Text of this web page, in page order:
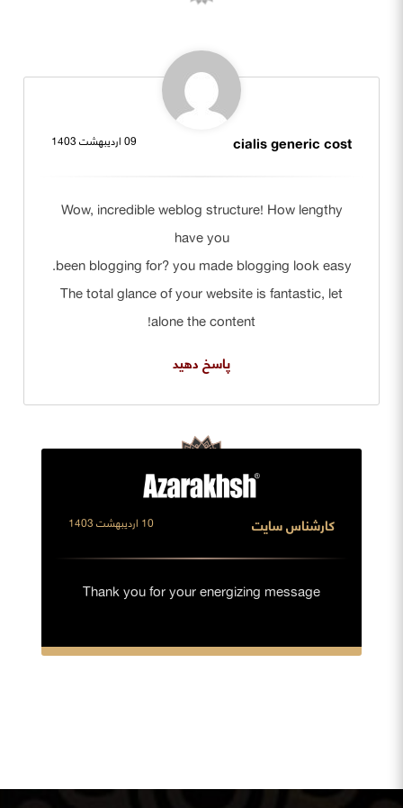
cialis generic cost 09 اردیبهشت 1403
Wow, incredible weblog structure! How lengthy
have you
been blogging for? you made blogging look easy.
The total glance of your website is fantastic, let
alone the content!
پاسخ دهید
کارشناس سایت 10 اردیبهشت 1403
Thank you for your energizing message